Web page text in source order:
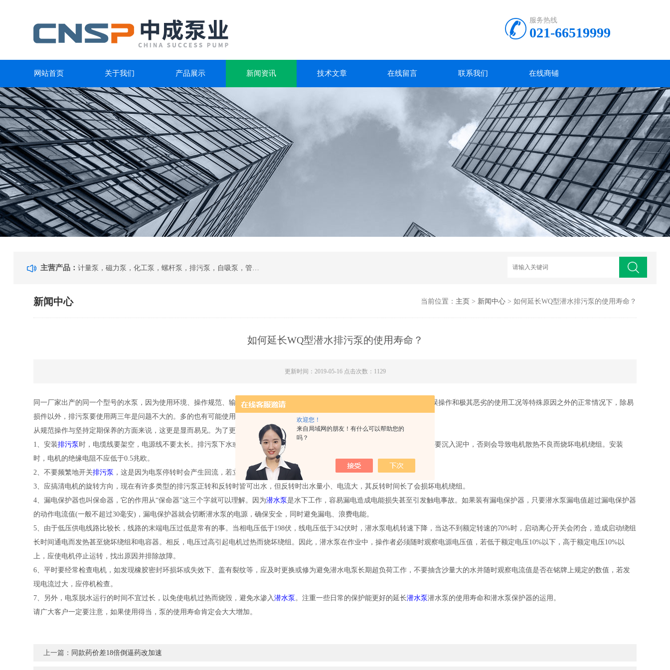
欢迎您！
来自局域网的朋友！有什么可以帮助您的
吗？
服务热线
021-66519999
网站首页 关于我们 产品展示 新闻资讯 技术文章 在线留言 联系我们 在线商铺
主营产品： 计量泵，磁力泵，化工泵，螺杆泵，排污泵，自吸泵，管道泵，多级泵，隔膜泵，齿轮油泵
新闻中心 当前位置： 主页 > 新闻中心> 如何延长WQ型潜水排污泵的使用寿命？
如何延长WQ型潜水排污泵的使用寿命？
更新时间：2019-05-16 点击次数：1129
同一厂家出产的同一个型号的水泵，因为使用环境、操作规范、输送物料的不同，其寿命差距十分巨大。在排除选型失误、运输、误操作和极其恶劣的使用工况等特殊原因之外的正常情况下，除易
损件以外，排污泵要使用两三年是问题不大的。多的也有可能使用五到八年之久。
从规范操作与坚持定期保养的方面来说，这更是显而易见。为了更好地确保 潜水泵能稳定，地长期使用，应注意以下几点：
1、安装排污泵 时，电缆线要架空，电源线不要太长。排污泵下水或提出时切勿使电缆受力，以免引起电源线断裂。排污泵工作时不要沉入泥中，否则会导致电机散热不良而烧坏电机绕组。安装
时，电机的绝缘电阻不应低于0.5兆欧。
2、不要频繁地开关排污泵 ，这是因为电泵停转时会产生回流，若立即开机，会使电机负载启动，导致启动电流过大而烧坏绕组。
3、应搞清电机的旋转方向，现在有许多类型的排污泵正转和反转时皆可出水，但反转时出水量小、电流大，其反转时间长了会损坏电机绕组。
4、漏电保护器也叫保命器，它的作用从“保命器”这三个字就可以理解。因为潜水泵是水下工作，容易漏电造成电能损失甚至引发触电事故。如果装有漏电保护器，只要潜水泵漏电值超过漏电保护器
的动作电流值(一般不超过30毫安)，漏电保护器就会切断潜水泵的电源，确保安全，同时避免漏电、浪费电能。
5、由于低压供电线路比较长，线路的末端电压过低是常有的事。当相电压低于198伏，线电压低于342伏时，潜水泵电机转速下降，当达不到额定转速的70%时，启动离心开关会闭合，造成启动绕组
长时间通电而发热甚至烧坏绕组和电容器。相反，电压过高引起电机过热而烧坏绕组。因此，潜水泵在作业中，操作者必须随时观察电源电压值，若低于额定电压10%以下，高于额定电压10%以
上，应使电机停止运转，找出原因并排除故障。
6、平时要经常检查电机，如发现橡胶密封环损坏或失效下、盖有裂纹等，应及时更换或修为避免潜水电泵长期超负荷工作，不要抽含沙量大的水并随时观察电流值是否在铭牌上规定的数值，若发
现电流过大，应停机检查。
7、另外，电泵脱水运行的时间不宜过长，以免使电机过热而烧毁，避免水渗入潜水泵 。注重一些日常的保护能更好的延长潜水泵潜水泵的使用寿命和潜水泵保护器的运用。
请广大客户一定要注意，如果使用得当，泵的使用寿命肯定会大大增加。
上一篇： 同款药价差18倍倒逼药改加速